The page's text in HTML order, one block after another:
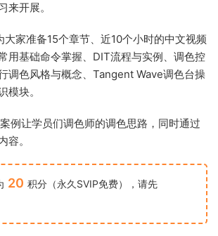
来开展。
家准备15个章节、近10个小时的中文视频
用基础命令掌握、DIT流程与实例、调色控
调色风格与概念、Tangent Wave调色台操
模块。
例让学员们调色师的调色思路，同时通过
容。
20 积分（永久SVIP免费），请先